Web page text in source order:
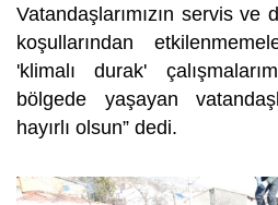
Vatandaşlarımızın servis
koşullarından
'klimalı durak'
bölgede yaşayan
hayırlı olsun” dedi.